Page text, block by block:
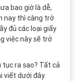
bao giờ là dễ,
nay thì càng trở
đủ các loại giấy
việc này sẽ trở
tục ra sao? Tất cả
viết dưới đây.